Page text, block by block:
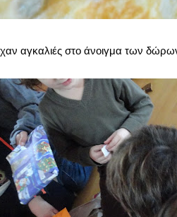
αγκαλιές στο άνοιγμα των